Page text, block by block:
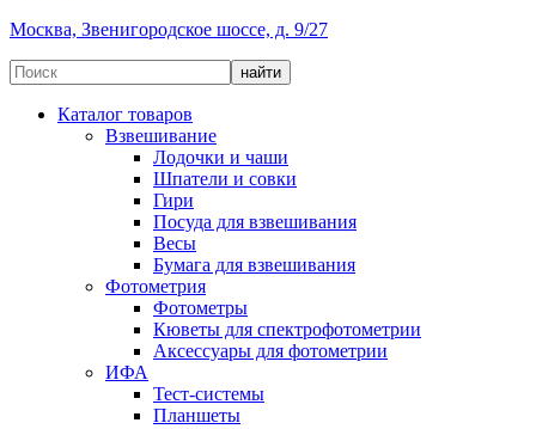
Москва, Звенигородское шоссе, д. 9/27
Каталог товаров
Взвешивание
Лодочки и чаши
Шпатели и совки
Гири
Посуда для взвешивания
Весы
Бумага для взвешивания
Фотометрия
Фотометры
Кюветы для спектрофотометрии
Аксессуары для фотометрии
ИФА
Тест-системы
Планшеты